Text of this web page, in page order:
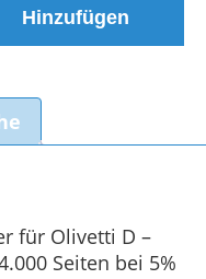
Hinzufügen
für Olivetti D –
Seiten bei 5%